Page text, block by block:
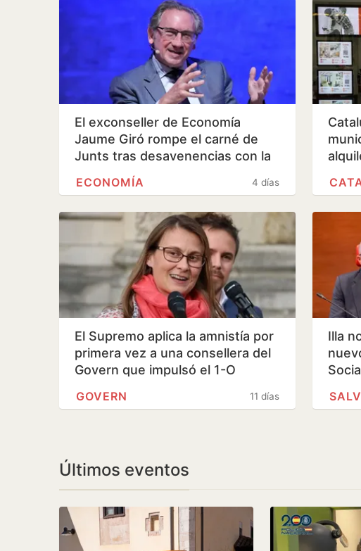
El exconseller de Economía
Jaume Giró rompe el carné de
Junts tras desavenencias con la
4 días
ECONOMÍA
El Supremo aplica la amnistía por
primera vez a una consellera del
Govern que impulsó el 1-O
11 días
GOVERN
Illa
Últimos eventos